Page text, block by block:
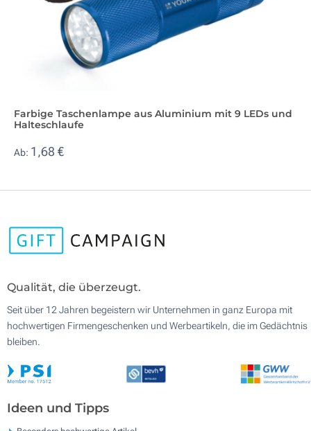
Farbige Taschenlampe aus Aluminium mit 9 LEDs und
Halteschlaufe
Ab: 1,68 €
Qualität, die überzeugt.
Seit über 12 Jahren begeistern wir Unternehmen in ganz Europa mit
hochwertigen Firmengeschenken und Werbeartikeln, die im Gedächtnis
bleiben.
Ideen und Tipps